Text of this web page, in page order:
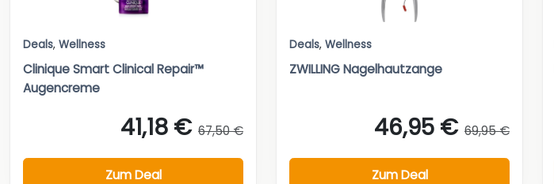
Deals, Wellness
Clinique Smart Clinical Repair™
Augencreme
41,18 € 67,50 €
Zum Deal
Deals, Wellness
ZWILLING Nagelhautzange
46,95 € 69,95 €
Zum Deal